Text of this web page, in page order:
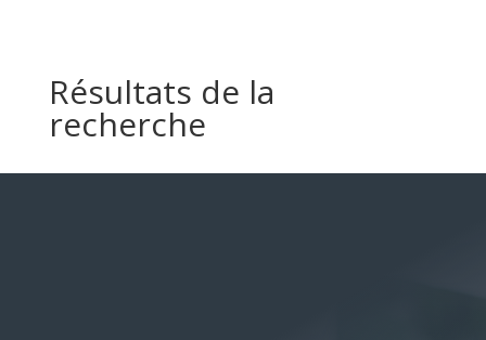
Résultats de la
recherche